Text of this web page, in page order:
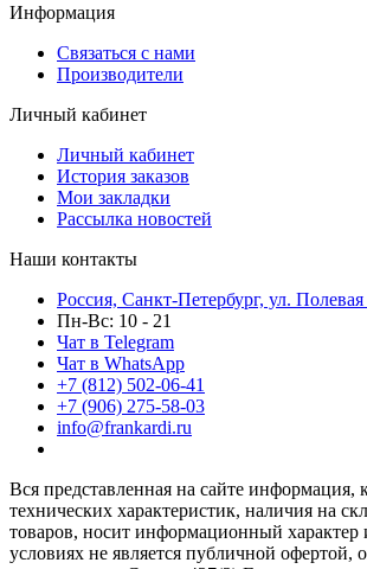
Информация
Связаться с нами
Производители
Личный кабинет
Личный кабинет
История заказов
Мои закладки
Рассылка новостей
Наши контакты
Россия, Санкт-Петербург, ул.
Пн-Вс: 10 - 21
Чат в Telegram
Чат в WhatsApp
+7 (812) 502-06-41
+7 (906) 275-58-03
info@frankardi.ru
Вся представленная на сайте информация,
технических характеристик, наличия на
товаров, носит информационный характер
условиях не является публичной офертой,